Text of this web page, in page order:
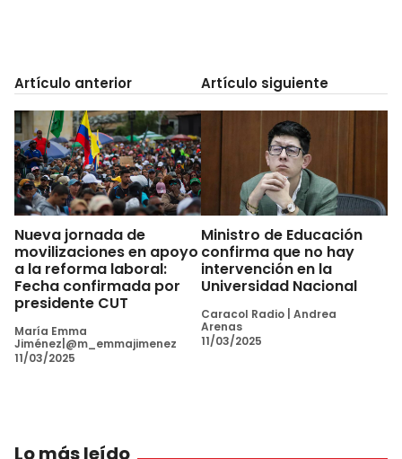
Artículo anterior
Nueva jornada de
movilizaciones en apoyo
a la reforma laboral:
Fecha confirmada por
presidente CUT
María Emma
Jiménez|@m_emmajimenez
11/03/2025
Artículo siguiente
Ministro de Educación
confirma que no hay
intervención en la
Universidad Nacional
Caracol Radio Andrea
Arenas
11/03/2025
Lo más leído